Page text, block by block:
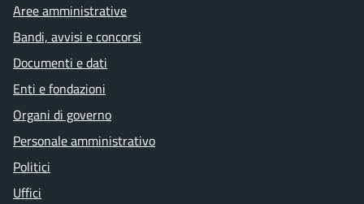
Aree amministrative
Bandi, avvisi e concorsi
Documenti e dati
Enti e fondazioni
Organi di governo
Personale amministrativo
Politici
Uffici